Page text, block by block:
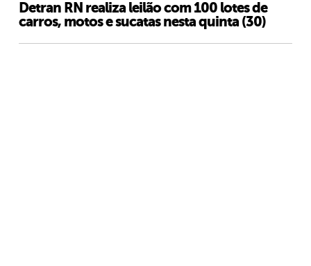
Detran RN realiza leilão com 100 lotes de
carros, motos e sucatas nesta quinta (30)